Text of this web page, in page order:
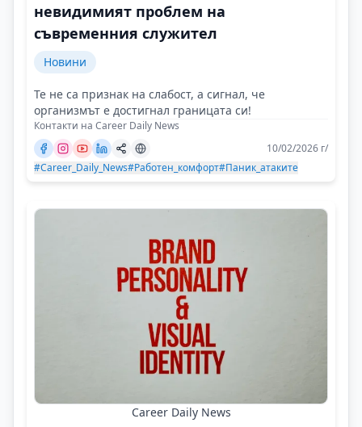
невидимият проблем на
съвременния служител
Новини
Те не са признак на слабост, а сигнал, че
организмът е достигнал границата си!
Контакти на Career Daily News
10/02/2026 г/
#Career_Daily_News#Работен_комфорт#Паник_атаките
Career Daily News